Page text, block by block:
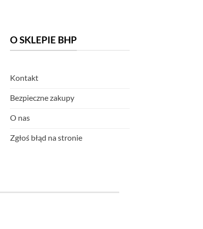
O SKLEPIE BHP
Kontakt
Bezpieczne zakupy
O nas
Zgłoś błąd na stronie